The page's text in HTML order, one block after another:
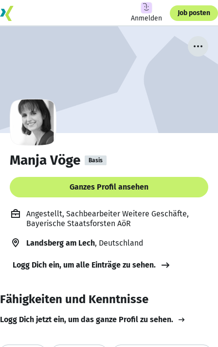
Anmelden
Job posten
Manja Vöge Basis
Ganzes Profil ansehen
Angestellt, Sachbearbeiter Weitere Geschäfte,
Bayerische Staatsforsten AöR
Landsberg am Lech, Deutschland
Logg Dich ein, um alle Einträge zu sehen.
Fähigkeiten und Kenntnisse
Logg Dich jetzt ein, um das ganze Profil zu sehen.